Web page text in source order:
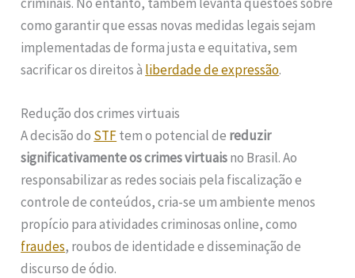
como garantir que essas novas medidas legais sejam
implementadas de forma justa e equitativa, sem
sacrificar os direitos à liberdade de expressão.
Redução dos crimes virtuais
A decisão do STFtem o potencial de reduzir
significativamente os crimes virtuaisno Brasil. Ao
responsabilizar as redes sociais pela fiscalização e
controle de conteúdos, cria-se um ambiente menos
propício para atividades criminosas online, como
fraudes, roubos de identidade e disseminação de
discurso de ódio.